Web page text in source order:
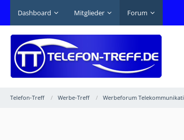
Dashboard Mitglieder Forum
Telefon-Treff Werbe-Treff Werbeforum